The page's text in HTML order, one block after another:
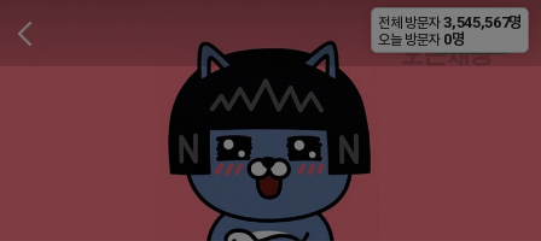
비공개
전체 방문자 3,545,567명
오늘 방문자 0명